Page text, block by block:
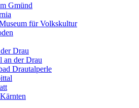
Gmünd
für Volkskultur
Drau
an der Drau
Drautalperle